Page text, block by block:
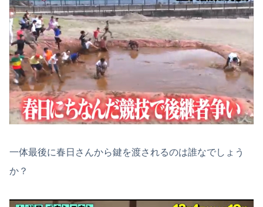
一体最後に春日さんから鍵を渡されるのは誰なでしょう
か？